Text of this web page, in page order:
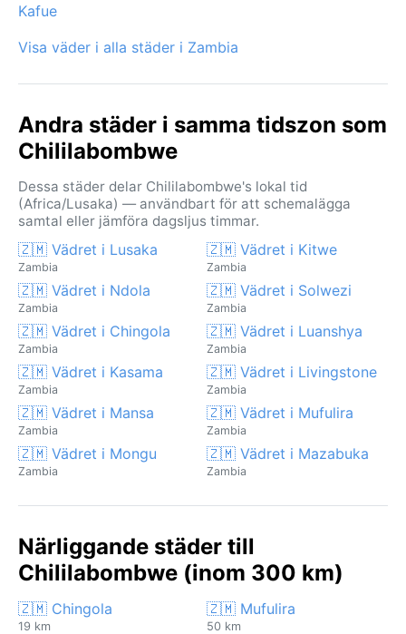
Kafue
Visa väder i alla städer i Zambia
Andra städer i samma tidszon som
Chililabombwe
Dessa städer delar Chililabombwe's lokal tid
(Africa/Lusaka) — användbart för att schemalägga
samtal eller jämföra dagsljus timmar.
🇿🇲 Vädret i Lusaka
Zambia
🇿🇲 Vädret i Kitwe
Zambia
🇿🇲 Vädret i Ndola
Zambia
🇿🇲 Vädret i Solwezi
Zambia
🇿🇲 Vädret i Chingola
Zambia
🇿🇲 Vädret i Luanshya
Zambia
🇿🇲 Vädret i Kasama
Zambia
🇿🇲 Vädret i Livingstone
Zambia
🇿🇲 Vädret i Mansa
Zambia
🇿🇲 Vädret i Mufulira
Zambia
🇿🇲 Vädret i Mongu
Zambia
🇿🇲 Vädret i Mazabuka
Zambia
Närliggande städer till
Chililabombwe (inom 300 km)
🇿🇲 Chingola
19 km
🇿🇲 Mufulira
50 km